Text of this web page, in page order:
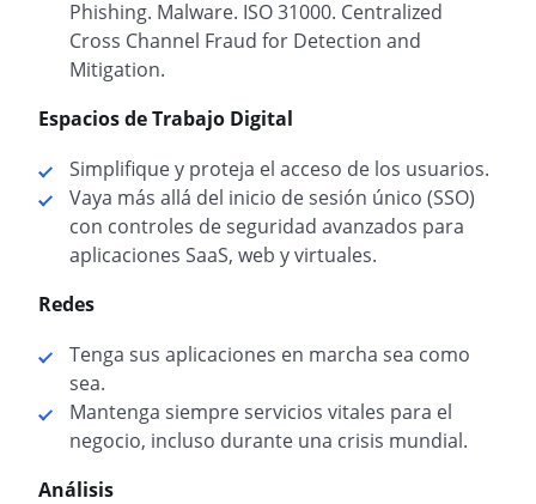
Phishing. Malware. ISO 31000. Centralized
Cross Channel Fraud for Detection and
Mitigation.
Espacios de Trabajo Digital
Simplifique y proteja el acceso de los usuarios.
Vaya más allá del inicio de sesión único (SSO)
con controles de seguridad avanzados para
aplicaciones SaaS, web y virtuales.
Redes
Tenga sus aplicaciones en marcha sea como
sea.
Mantenga siempre servicios vitales para el
negocio, incluso durante una crisis mundial.
Análisis